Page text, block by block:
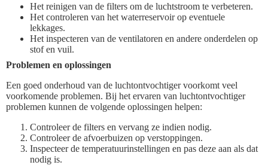
Het reinigen van de filters om de luchtstroom te verbeteren.
Het controleren van het waterreservoir op eventuele
lekkages.
Het inspecteren van de ventilatoren en andere onderdelen op
stof en vuil.
Problemen en oplossingen
Een goed onderhoud van de luchtontvochtiger voorkomt veel
voorkomende problemen. Bij het ervaren van luchtontvochtiger
problemen kunnen de volgende oplossingen helpen:
Controleer de filters en vervang ze indien nodig.
Controleer de afvoerbuizen op verstoppingen.
Inspecteer de temperatuurinstellingen en pas deze aan als dat
nodig is.